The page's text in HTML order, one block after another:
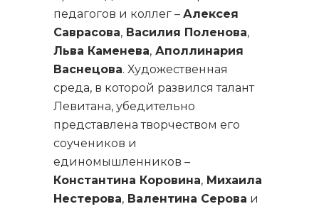
педагогов и коллег – Алексея
Саврасова, Василия Поленова,
Льва Каменева, Аполлинария
Васнецова. Художественная
среда, в которой развился талант
Левитана, убедительно
представлена творчеством его
соучеников и
единомышленников –
Константина Коровина, Михаила
Нестерова, Валентина Серова и